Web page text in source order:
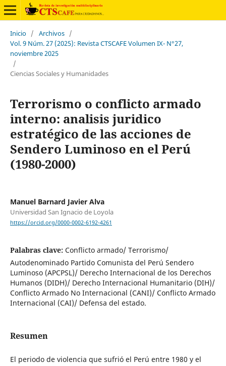
Inicio / Archivos /
Vol. 9 Núm. 27 (2025): Revista CTSCAFE Volumen IX- N°27,
noviembre 2025
/
Ciencias Sociales y Humanidades
Terrorismo o conflicto armado
interno: analisis juridico
estratégico de las acciones de
Sendero Luminoso en el Perú
(1980-2000)
Manuel Barnard Javier Alva
Universidad San Ignacio de Loyola
https://orcid.org/0000-0002-6192-4261
Palabras clave: Conflicto armado/ Terrorismo/
Autodenominado Partido Comunista del Perú Sendero
Luminoso (APCPSL)/ Derecho Internacional de los Derechos
Humanos (DIDH)/ Derecho Internacional Humanitario (DIH)/
Conflicto Armado No Internacional (CANI)/ Conflicto Armado
Internacional (CAI)/ Defensa del estado.
Resumen
El periodo de violencia que sufrió el Perú entre 1980 y el